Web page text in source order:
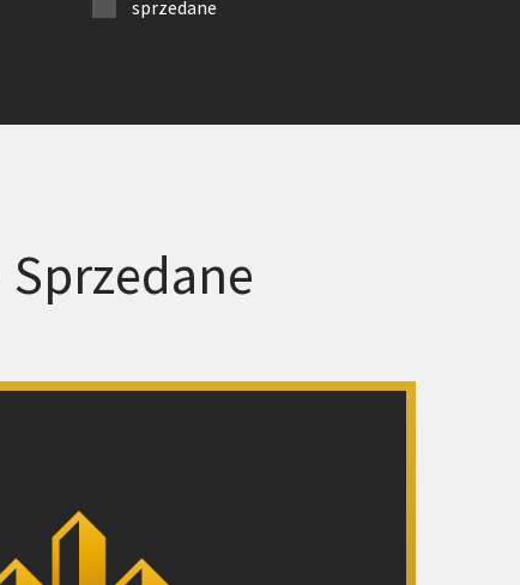
sprzedane
Sprzedane